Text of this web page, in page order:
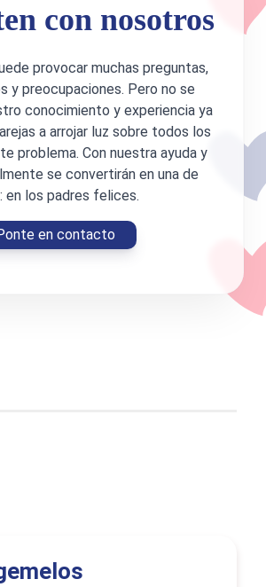
con nosotros
provocar muchas preguntas,
y preocupaciones. Pero no se
conocimiento y experiencia ya
a arrojar luz sobre todos los
problema. Con nuestra ayuda y
se convertirán en una de
en los padres felices.
en contacto